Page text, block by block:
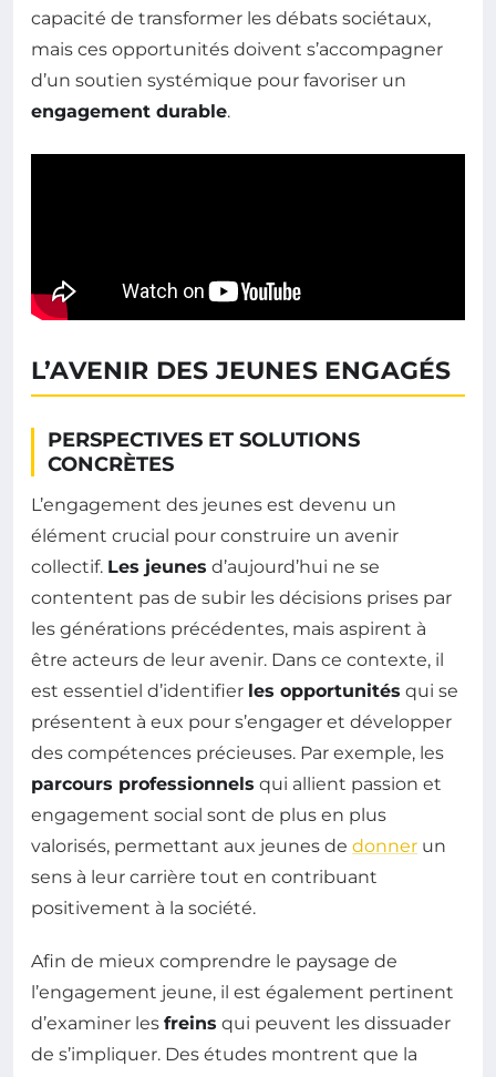
capacité de transformer les débats sociétaux,
mais ces opportunités doivent s’accompagner
d’un soutien systémique pour favoriser un
engagement durable.
L’AVENIR DES JEUNES ENGAGÉS
PERSPECTIVES ET SOLUTIONS
CONCRÈTES
L’engagement des jeunes est devenu un
élément crucial pour construire un avenir
collectif. Les jeunes d’aujourd’hui ne se
contentent pas de subir les décisions prises par
les générations précédentes, mais aspirent à
être acteurs de leur avenir. Dans ce contexte, il
est essentiel d’identifier les opportunités qui se
présentent à eux pour s’engager et développer
des compétences précieuses. Par exemple, les
parcours professionnels qui allient passion et
engagement social sont de plus en plus
valorisés, permettant aux jeunes de donner un
sens à leur carrière tout en contribuant
positivement à la société.
Afin de mieux comprendre le paysage de
l’engagement jeune, il est également pertinent
d’examiner les freins qui peuvent les dissuader
de s’impliquer. Des études montrent que la